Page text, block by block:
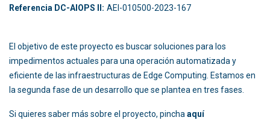
Referencia DC-AIOPS II: AEI-010500-2023-167
El objetivo de este proyecto es buscar soluciones para los
impedimentos actuales para una operación automatizada y
eficiente de las infraestructuras de Edge Computing. Estamos en
la segunda fase de un desarrollo que se plantea en tres fases.
Si quieres saber más sobre el proyecto, pincha aquí